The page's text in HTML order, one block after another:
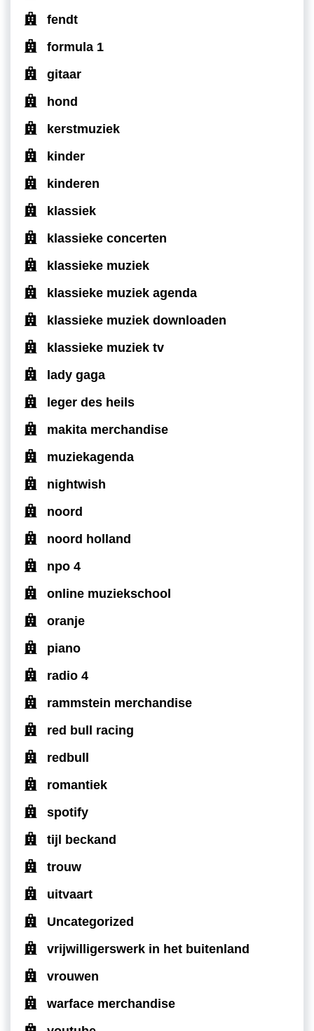
fendt
formula 1
gitaar
hond
kerstmuziek
kinder
kinderen
klassiek
klassieke concerten
klassieke muziek
klassieke muziek agenda
klassieke muziek downloaden
klassieke muziek tv
lady gaga
leger des heils
makita merchandise
muziekagenda
nightwish
noord
noord holland
npo 4
online muziekschool
oranje
piano
radio 4
rammstein merchandise
red bull racing
redbull
romantiek
spotify
tijl beckand
trouw
uitvaart
Uncategorized
vrijwilligerswerk in het buitenland
vrouwen
warface merchandise